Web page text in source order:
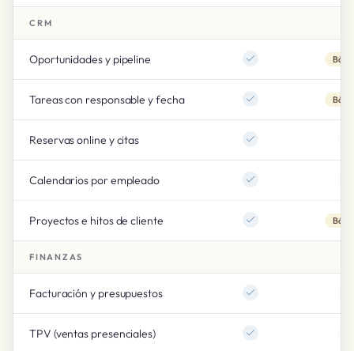
CRM
Oportunidades y pipeline
Tareas con responsable y fecha
Reservas online y citas
Calendarios por empleado
Proyectos e hitos de cliente
FINANZAS
Facturación y presupuestos
TPV (ventas presenciales)